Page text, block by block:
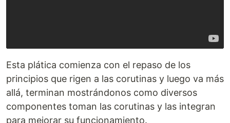
Esta plática comienza con el repaso de los
principios que rigen a las corutinas y luego va más
allá, terminan mostrándonos como diversos
componentes toman las corutinas y las integran
para mejorar su funcionamiento.